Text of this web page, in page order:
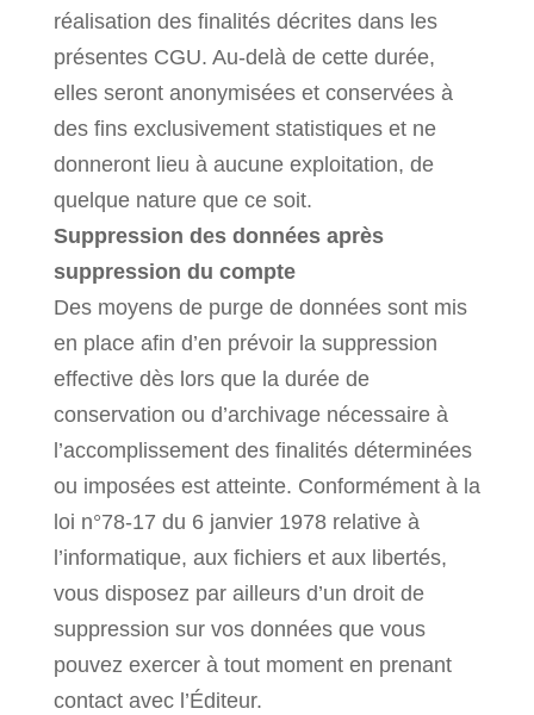
réalisation des finalités décrites dans les
présentes CGU. Au-delà de cette durée,
elles seront anonymisées et conservées à
des fins exclusivement statistiques et ne
donneront lieu à aucune exploitation, de
quelque nature que ce soit.
Suppression des données après
suppression du compte
Des moyens de purge de données sont mis
en place afin d’en prévoir la suppression
effective dès lors que la durée de
conservation ou d’archivage nécessaire à
l’accomplissement des finalités déterminées
ou imposées est atteinte. Conformément à la
loi n°78-17 du 6 janvier 1978 relative à
l’informatique, aux fichiers et aux libertés,
vous disposez par ailleurs d’un droit de
suppression sur vos données que vous
pouvez exercer à tout moment en prenant
contact avec l’Éditeur.